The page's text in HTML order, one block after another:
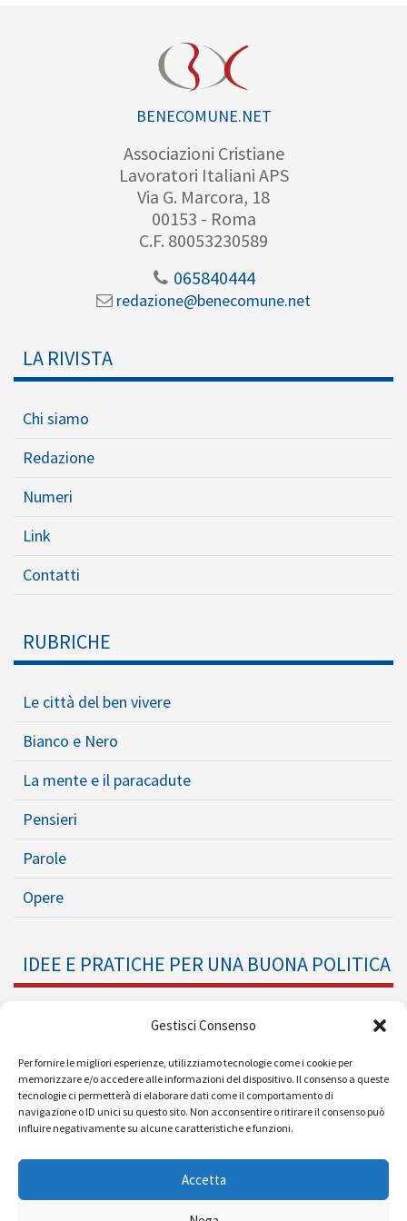
Gestisci Consenso
Per fornire le migliori esperienze, utilizziamo tecnologie come i cookie per
memorizzare e/o accedere alle informazioni del dispositivo. Il consenso a queste
tecnologie ci permetterà di elaborare dati come il comportamento di
navigazione o ID unici su questo sito. Non acconsentire o ritirare il consenso può
influire negativamente su alcune caratteristiche e funzioni.
Accetta
BENECOMUNE.NET
Associazioni Cristiane
Lavoratori Italiani APS
Via G. Marcora, 18
00153 - Roma
C.F. 80053230589
065840444
redazione@benecomune.net
LA RIVISTA
Chi siamo
Redazione
Numeri
Link
Contatti
RUBRICHE
Le città del ben vivere
Bianco e Nero
La mente e il paracadute
Pensieri
Parole
Opere
IDEE E PRATICHE PER UNA BUONA POLITICA
Formazione Politica
Eventi